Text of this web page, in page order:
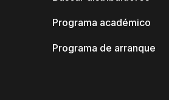
Programa académico
Programa de arranque